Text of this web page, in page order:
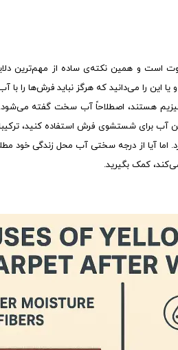
است و همین نکته‌ی ساده از مهم‌ترین
این را می‌دانید که هرگز نباید فرش‌ها را
هستند، اصطلاحاً آب سخت گفته می‌شود.
آب برای شستشوی فرش استفاده کنید،
آیا از درجه سختی آب محل زندگی خود
کمک بگیرید.